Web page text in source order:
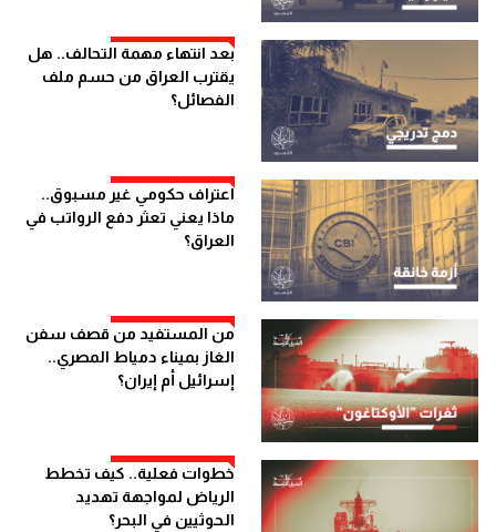
بعد انتهاء مهمة التحالف.. هل
يقترب العراق من حسم ملف
الفصائل؟
اعتراف حكومي غير مسبوق..
ماذا يعني تعثر دفع الرواتب في
العراق؟
من المستفيد من قصف سفن
الغاز بميناء دمياط المصري..
إسرائيل أم إيران؟
خطوات فعلية.. كيف تخطط
الرياض لمواجهة تهديد
الحوثيين في البحر؟